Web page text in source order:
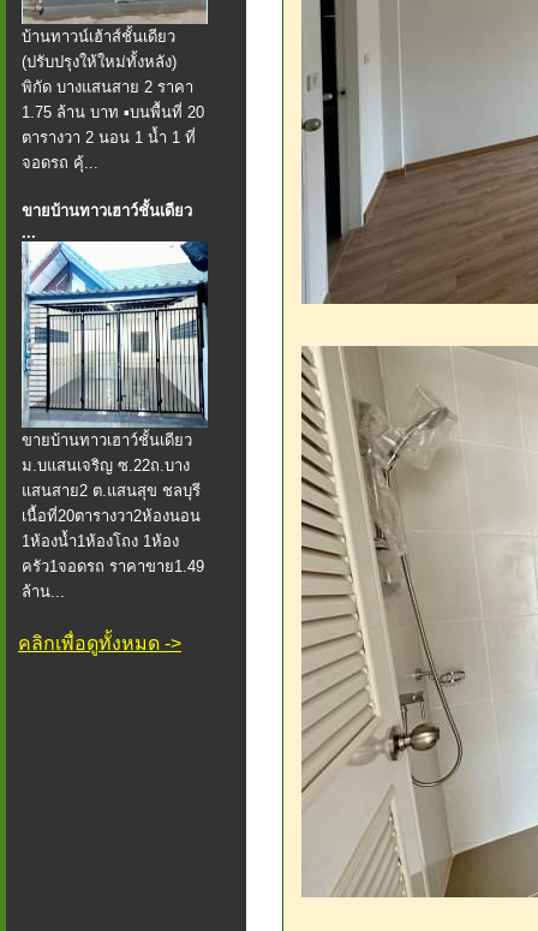
บ้านทาวน์เฮ้าส์ชั้นเดียว
(ปรับปรุงให้ใหม่ทั้งหลัง)
พิกัด บางแสนสาย 2 ราคา
1.75 ล้าน บาท ▪️บนพื้นที่ 20
ตารางวา 2 นอน 1 น้ำ 1 ที่
จอดรถ คุ้...
ขายบ้านทาวเฮาว์ชั้นเดียว
...
ขายบ้านทาวเฮาว์ชั้นเดียว
ม.บแสนเจริญ ซ.22ถ.บาง
แสนสาย2 ต.แสนสุข ชลบุรี
เนื้อที่20ตารางวา2ห้องนอน
1ห้องน้ำ1ห้องโถง 1ห้อง
ครัว1จอดรถ ราคาขาย1.49
ล้าน...
คลิกเพื่อดูทั้งหมด ->